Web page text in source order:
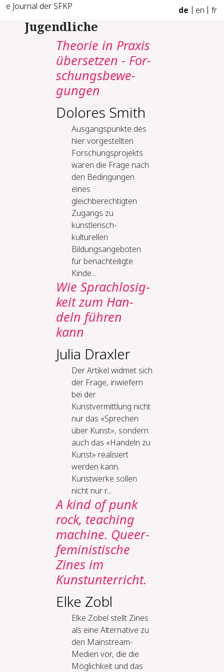
e Journal der SFKP de en fr
Jugendliche
Theo­rie in Pra­xis
über­set­zen -​ For­
schungs­be­we­
gun­gen
Dolores Smith
Ausgangspunkte des
hier vorgestellten
Forschungsprojekts
waren die Frage nach
den Bedingungen
eines
gleichberechtigten
Zugangs zu
künstlerisch-
kulturellen
Bildungsangeboten
für benachteiligte
Kinde...
Wie Sprach­lo­sig­
keit zum Han­
deln füh­ren
kann
Julia Draxler
Der Artikel widmet sich
der Frage, inwiefern
bei der
Kunstvermittlung nicht
nur das «Sprechen
über Kunst», sondern
auch das «Handeln zu
Kunst» realisiert
werden kann.
Kunstwerke sollen
nicht nur r...
A kind of punk
rock, teaching
machine. Queer-
feministische
Zines im
Kunstunterricht.
Elke Zobl
Elke Zobel stellt Zines
als eine Alternative zu
den Mainstream-
Medien vor, die die
Möglichkeit und das